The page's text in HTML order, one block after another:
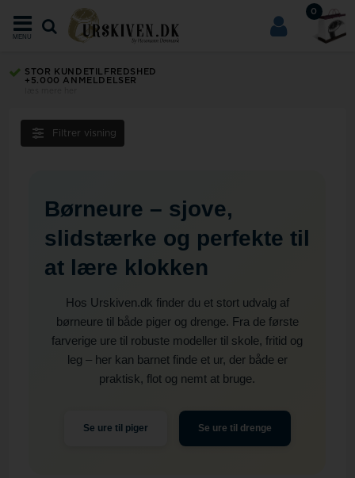
0
MENU
STOR KUNDETILFREDSHED
+5.000 ANMELDELSER
Filtrer visning
Børneure – sjove,
slidstærke og perfekte til
at lære klokken
Hos Urskiven.dk finder du et stort udvalg af
børneure til både piger og drenge. Fra de første
farverige ure til robuste modeller til skole, fritid og
leg – her kan barnet finde et ur, der både er
praktisk, flot og nemt at bruge.
Se ure til piger Se ure til drenge